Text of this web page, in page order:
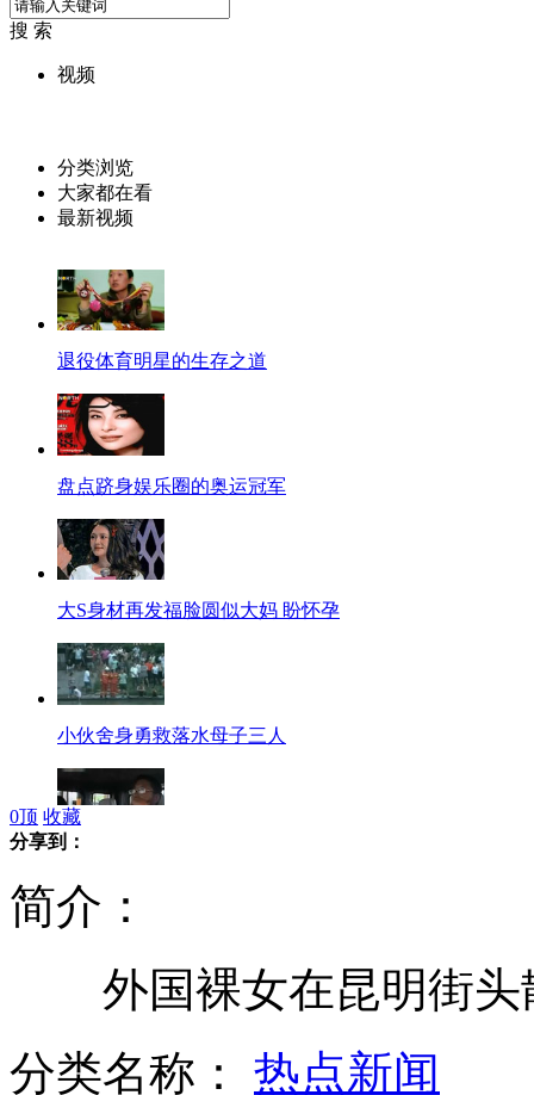
搜 索
视频
分类浏览
大家都在看
最新视频
退役体育明星的生存之道
盘点跻身娱乐圈的奥运冠军
大S身材再发福脸圆似大妈 盼怀孕
小伙舍身勇救落水母子三人
女子吸毒被抓 称“我爸是村长”
0顶 收藏
分享到：
简介：
外国裸女在昆明街头
分类名称： 热点新闻